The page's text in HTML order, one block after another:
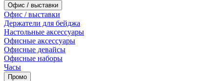
Офис / выставки
Офис / выставки
Держатели для бейджа
Настольные аксессуары
Офисные аксессуары
Офисные девайсы
Офисные наборы
Часы
Промо